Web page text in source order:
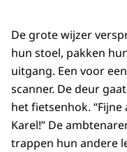
De grote wijzer
hun stoel, pakken
uitgang. Een voor
scanner. De deur
het fietsenhok. “Fijne
Karel!” De
trappen hun andere